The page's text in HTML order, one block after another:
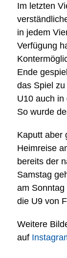
Im letzten
in jedem
Verfügung
Ende
das Spiel
U10 auch in
So wurde
Kaputt aber
Heimreise
bereits der
Samstag
am
die U9 von
Weitere
auf